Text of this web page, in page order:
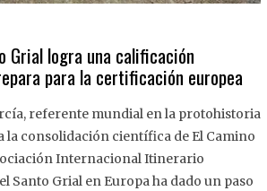
.
8
2
Grial logra una calificación
para la certificación europea
referente mundial en la protohistoria
la consolidación científica de El Camino
Internacional Itinerario
Santo Grial en Europa ha dado un paso